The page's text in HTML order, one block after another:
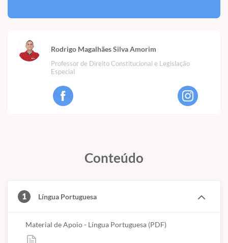
Rodrigo Magalhães Silva Amorim
Professor de Direito Constitucional e Legislação
Especial
Conteúdo
1 Língua Portuguesa
Material de Apoio - Língua Portuguesa (PDF)